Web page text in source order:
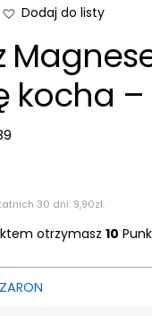
Dodaj do listy
kocha
30 dni: 9,90zł.
otrzymasz 10